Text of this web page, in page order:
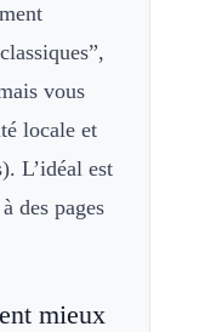
vous
locale et
L’idéal est
des pages
mieux